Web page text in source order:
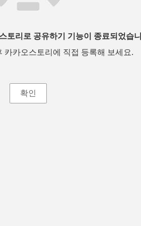
토리로 공유하기 기능이 종료되었습
카카오스토리에 직접 등록해 보세요.
확인